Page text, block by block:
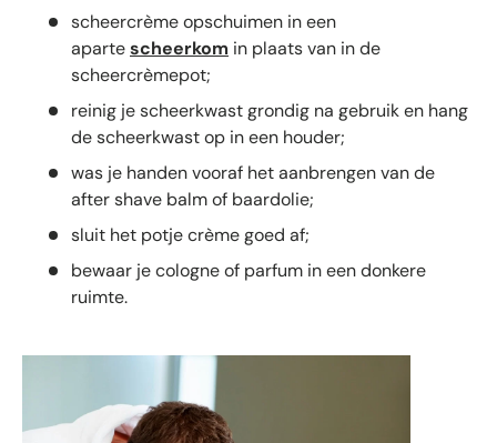
scheercrème opschuimen in een
apartescheerkom in plaats van in de
scheercrèmepot;
reinig je scheerkwast grondig na gebruik en hang
de scheerkwast op in een houder;
was je handen vooraf het aanbrengen van de
after shave balm of baardolie;
sluit het potje crème goed af;
bewaar je cologne of parfum in een donkere
ruimte.